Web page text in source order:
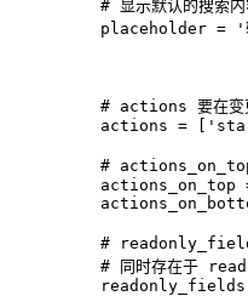
# 显示默认的搜索
placeholder = '
# actions 要在变
actions =
# actions_on_top
actions_on_top
# readonly_fields
# 同时存在于